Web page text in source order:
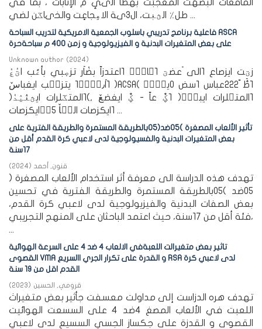
الماقغاث البضهُت المغجبُت بهظا الىىٕ مً الإناباث ، بما في
طل٪ الؿغٖت، ال٣ىة الاهٟجاعٍت والخىاػن لضي ...
فاعلية برنامج تدريبي باسلوب الجمعية الامريكية لتدريب السباحة ASCA
على بعض المتغيرات البدنية و الفيزيولوجية و زمن 400 م سباحةحرة
Unknown author (2024)
١اَ٫ضٜهٝ١ يتزصٜب ايغباسٚ )ACSA( ١طَٔ ّ222عباس ١سض ٠يتُٓٝ
١المتػلرات ايبزْٝ( ١ؼٌُ عاّ - ؼٌُ ايغضعٚ ,)١المتػلرات ايؿغٛٝيٛدٝ(
١ايكزصات الشٛاٚ ١ٝ٥ايكزصات ...
تأثير الألعاب المصغرة )05ضد(05بالطريقة المستمرة والطريقة الفترية على
بعض المتغيرات البدنية والفسيولوجية لدى لاعبي كرة القدم أقل من
17سنة
قنون, أحمد (
2024
)
تهدف هذه الدراسة الى معرفة أثر استخدام الألعاب المصغرة (
05ضد )05بالطريقة المستمرة والطريقة الفترية في تحسين
بعض الصفات البدنية والفيزيولوجية لدى لاعبي كرة القدم،
فئة أقل من 17سنة، حيث اعتمد الباحثان على المنهج التجريبي،
...
تاثير بعض متغيرالت اللعبةفي الالعاب 4 ضد 4 على السرعة الهوائية
القصوى VMA و القدرة على تكرار الجري االسريع RSA لدى لاعبي كرة
القدم اقل من 19 سنة
قرومي, الحسين (
2023
)
تهدف هره الدزاست إلى مداولت معسفت جأثير بعض متغيراث
اللعبت في الألعاب المصغ 4ضد 4 على السسعت الهوائيت
القصوى و القدزة على جكساز الجسي السسيع لدى لاعبي